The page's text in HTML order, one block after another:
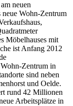
neuen
Wohn-Zentrum
Möbelhauses mit
ist Anfang 2012
Zentrum in
sind neben
und Oelde.
rund 42 Millionen
Arbeitsplätze in